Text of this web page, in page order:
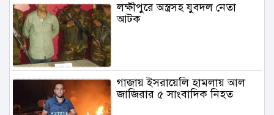
লক্ষীপুরে অস্ত্রসহ যুবদল নেতা
আটক
গাজায় ইসরায়েলি হামলায় আল
জাজিরার ৫ সাংবাদিক নিহত